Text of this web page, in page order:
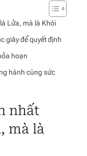
Lửa, mà là Khói
giây để quyết định
hoạn
hành cùng sức
nhất
mà là